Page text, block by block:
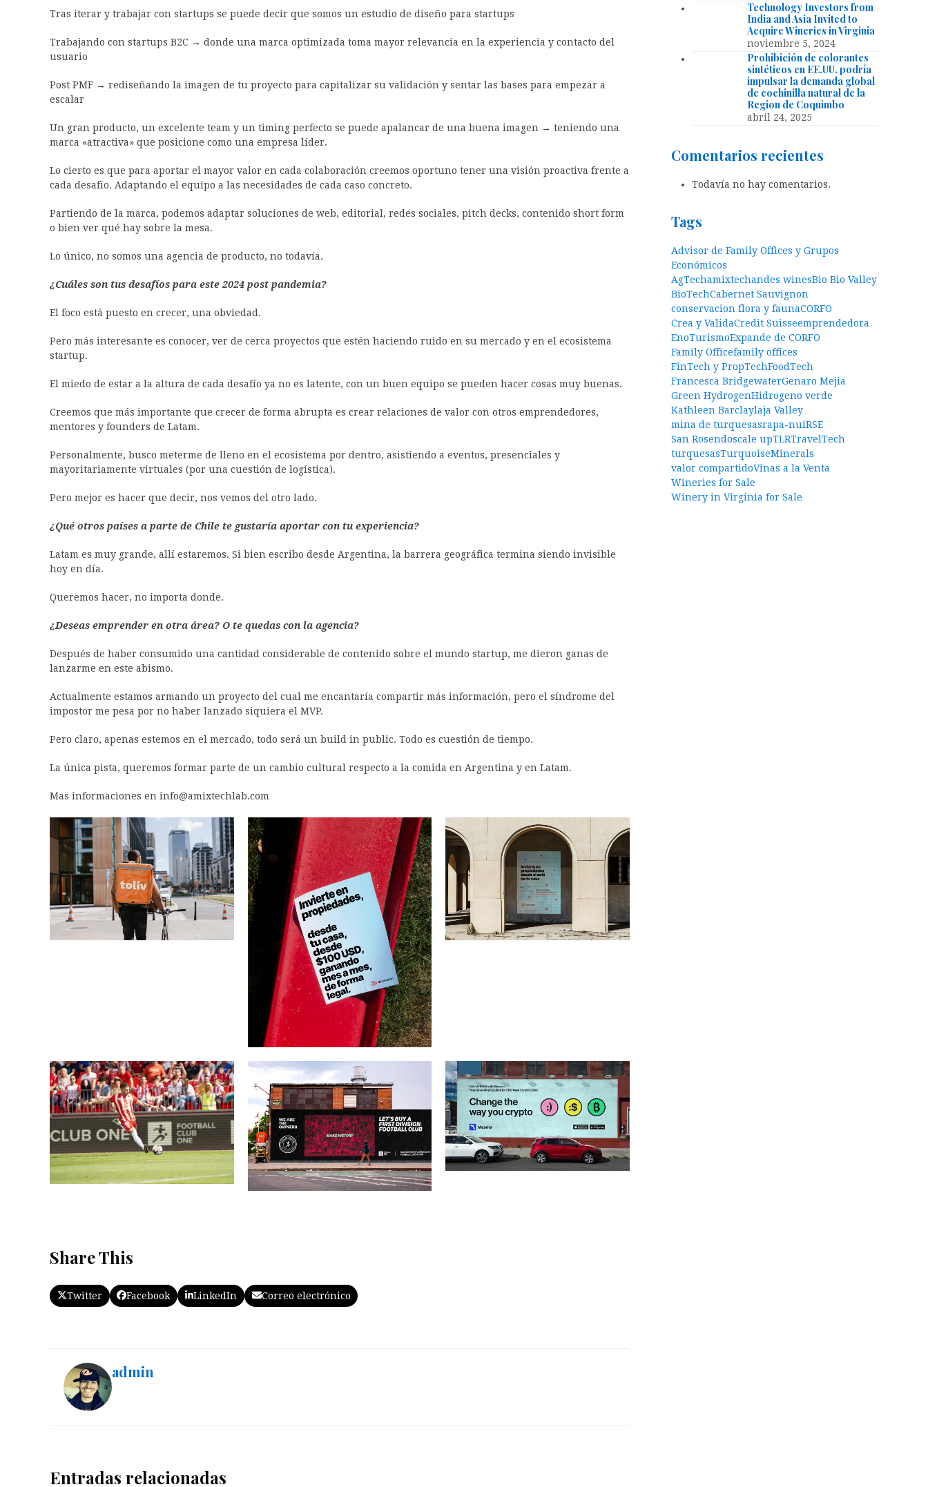
Tras iterar y trabajar con startups se puede decir que somos un estudio de diseño para startups
Trabajando con startups B2C → donde una marca optimizada toma mayor relevancia en la experiencia y contacto del
usuario
Post PMF → rediseñando la imagen de tu proyecto para capitalizar su validación y sentar las bases para empezar a
escalar
Un gran producto, un excelente team y un timing perfecto se puede apalancar de una buena imagen → teniendo una
marca «atractiva» que posicione como una empresa líder.
Lo cierto es que para aportar el mayor valor en cada colaboración creemos oportuno tener una visión proactiva frente a
cada desafío. Adaptando el equipo a las necesidades de cada caso concreto.
Partiendo de la marca, podemos adaptar soluciones de web, editorial, redes sociales, pitch decks, contenido short form
o bien ver qué hay sobre la mesa.
Lo único, no somos una agencia de producto, no todavía.
¿Cuáles son tus desafíos para este 2024 post pandemia?
El foco está puesto en crecer, una obviedad.
Pero más interesante es conocer, ver de cerca proyectos que estén haciendo ruido en su mercado y en el ecosistema
startup.
El miedo de estar a la altura de cada desafío ya no es latente, con un buen equipo se pueden hacer cosas muy buenas.
Creemos que más importante que crecer de forma abrupta es crear relaciones de valor con otros emprendedores,
mentores y founders de Latam.
Personalmente, busco meterme de lleno en el ecosistema por dentro, asistiendo a eventos, presenciales y
mayoritariamente virtuales (por una cuestión de logística).
Pero mejor es hacer que decir, nos vemos del otro lado.
¿Qué otros países a parte de Chile te gustaría aportar con tu experiencia?
Latam es muy grande, allí estaremos. Si bien escribo desde Argentina, la barrera geográfica termina siendo invisible
hoy en día.
Queremos hacer, no importa donde.
¿Deseas emprender en otra área? O te quedas con la agencia?
Después de haber consumido una cantidad considerable de contenido sobre el mundo startup, me dieron ganas de
lanzarme en este abismo.
Actualmente estamos armando un proyecto del cual me encantaría compartir más información, pero el síndrome del
impostor me pesa por no haber lanzado siquiera el MVP.
Pero claro, apenas estemos en el mercado, todo será un build in public. Todo es cuestión de tiempo.
La única pista, queremos formar parte de un cambio cultural respecto a la comida en Argentina y en Latam.
Mas informaciones en info@amixtechlab.com
Share This
Twitter Facebook LinkedIn Correo electrónico
admin
Entradas relacionadas
Technology Investors from
India and Asia Invited to
Acquire Wineries in Virginia
noviembre 5, 2024
Prohibición de colorantes
sintéticos en EE.UU. podría
impulsar la demanda global
de cochinilla natural de la
Region de Coquimbo
abril 24, 2025
Comentarios recientes
Todavía no hay comentarios.
Tags
Advisor de Family Offices y Grupos
Económicos
AgTechamixtechandes winesBio Bio Valley
BioTechCabernet Sauvignon
conservacion flora y faunaCORFO
Crea y ValidaCredit Suisseemprendedora
EnoTurismoExpande de CORFO
Family Officefamily offices
FinTech y PropTechFoodTech
Francesca BridgewaterGenaro Mejia
Green HydrogenHidrogeno verde
Kathleen Barclaylaja Valley
mina de turquesasrapa-nuiRSE
San Rosendoscale upTLRTravelTech
turquesasTurquoiseMinerals
valor compartidoVinas a la Venta
Wineries for Sale
Winery in Virginia for Sale